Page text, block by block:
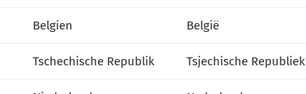
Belgien België
Tschechische Republik Tsjechische Republiek